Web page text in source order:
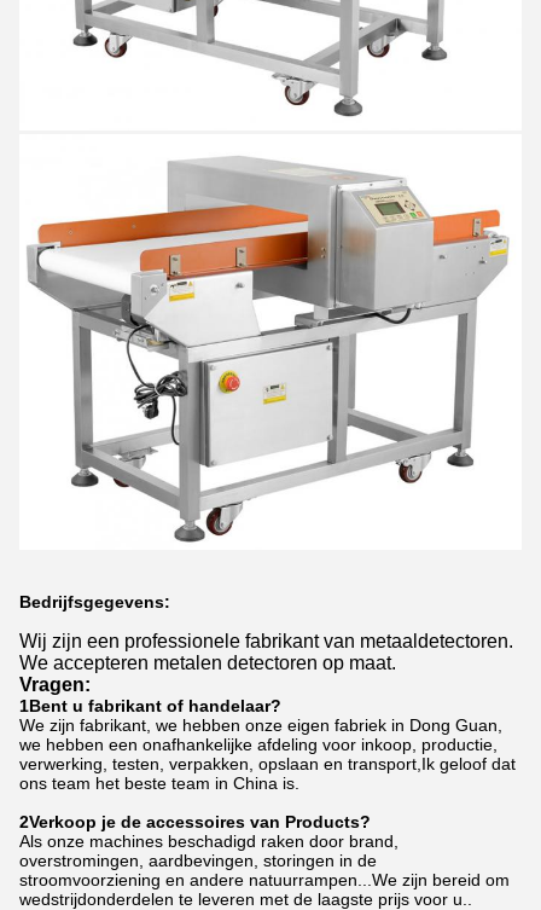
Bedrijfsgegevens:
Wij zijn een professionele fabrikant van metaaldetectoren.
We accepteren metalen detectoren op maat.
Vragen:
1Bent u fabrikant of handelaar?
We zijn fabrikant, we hebben onze eigen fabriek in Dong Guan,
we hebben een onafhankelijke afdeling voor inkoop, productie,
verwerking, testen, verpakken, opslaan en transport,Ik geloof dat
ons team het beste team in China is.
2Verkoop je de accessoires van Products?
Als onze machines beschadigd raken door brand,
overstromingen, aardbevingen, storingen in de
stroomvoorziening en andere natuurrampen...We zijn bereid om
wedstrijdonderdelen te leveren met de laagste prijs voor u..